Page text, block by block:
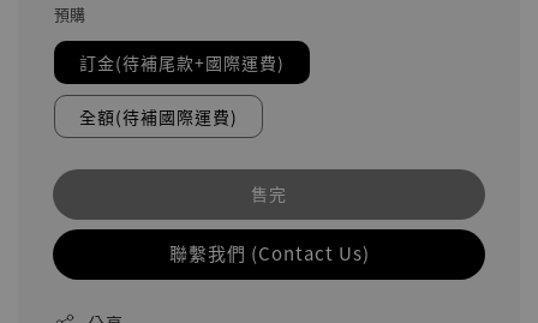
預購
訂金(待補尾款+國際運費)
全額(待補國際運費)
售完
聯繫我們 (Contact Us)